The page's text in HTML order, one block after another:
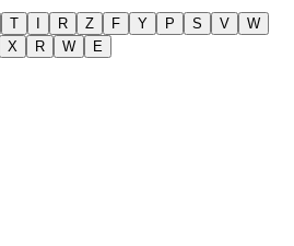
T I R Z F Y P S V
W
X R W E